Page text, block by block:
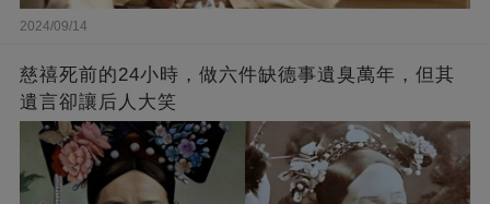
2024/09/14
慈禧死前的24小時，做六件缺德事遺臭萬年，但其
遺言卻讓后人大笑